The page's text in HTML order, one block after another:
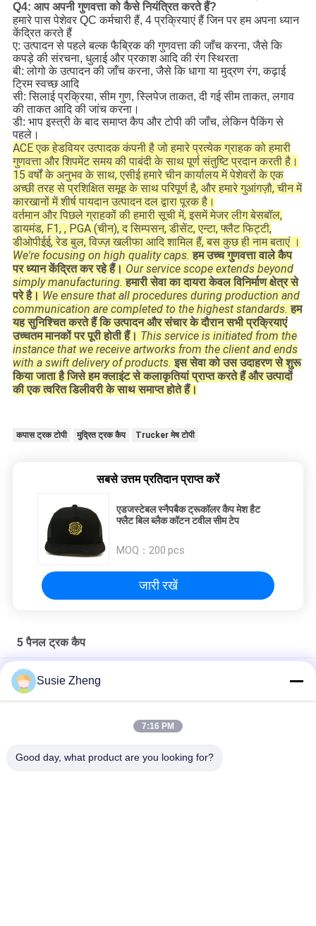
Q4: आप अपनी गुणवत्ता को कैसे नियंत्रित करते हैं?
हमारे पास पेशेवर QC कर्मचारी हैं, 4 प्रक्रियाएं हैं जिन पर हम अपना ध्यान
केंद्रित करते हैं
ए: उत्पादन से पहले बल्क फैब्रिक की गुणवत्ता की जाँच करना, जैसे कि
कपड़े की संरचना, धुलाई और प्रकाश आदि की रंग स्थिरता
बी: लोगो के उत्पादन की जाँच करना, जैसे कि धागा या मुद्रण रंग, कढ़ाई
ट्रिम स्वच्छ आदि
सी: सिलाई प्रक्रिया, सीम गुण, स्लिपेज ताकत, दी गई सीम ताकत, लगाव
की ताकत आदि की जांच करना।
डी: भाप इस्त्री के बाद समाप्त कैप और टोपी की जाँच, लेकिन पैकिंग से
पहले।
ACE एक हेडवियर उत्पादक कंपनी है जो हमारे प्रत्येक ग्राहक को हमारी
गुणवत्ता और शिपमेंट समय की पाबंदी के साथ पूर्ण संतुष्टि प्रदान करती है।
15 वर्षों के अनुभव के साथ, एसीई हमारे चीन कार्यालय में पेशेवरों के एक
अच्छी तरह से प्रशिक्षित समूह के साथ परिपूर्ण है, और हमारे गुआंगज़ौ, चीन में
कारखानों में शीर्ष पायदान उत्पादन दल द्वारा पूरक है।
वर्तमान और पिछले ग्राहकों की हमारी सूची में, इसमें मेजर लीग बेसबॉल,
डायमंड, F1, , PGA (चीन), द सिम्पसन, डीसेंट, एन्टा, फ्लैट फिट्टी,
डीओपीईई, रेड बुल, विज्ज़ खलीफा आदि शामिल हैं, बस कुछ ही नाम बताएं ।
We're focusing on high quality caps. हम उच्च गुणवत्ता वाले कैप
पर ध्यान केंद्रित कर रहे हैं। Our service scope extends beyond
simply manufacturing. हमारी सेवा का दायरा केवल विनिर्माण क्षेत्र से
परे है। We ensure that all procedures during production and
communication are completed to the highest standards. हम
यह सुनिश्चित करते हैं कि उत्पादन और संचार के दौरान सभी प्रक्रियाएं
उच्चतम मानकों पर पूरी होती हैं। This service is initiated from the
instance that we receive artworks from the client and ends
with a swift delivery of products. इस सेवा को उस उदाहरण से शुरू
किया जाता है जिसे हम क्लाइंट से कलाकृतियां प्राप्त करते हैं और उत्पादों
की एक त्वरित डिलीवरी के साथ समाप्त होते हैं।
कपास ट्रक टोपी मुद्रित ट्रक कैप Trucker मेष टोपी
सबसे उत्तम प्रतिदान प्राप्त करें
एडजस्टेबल स्नैपबैक ट्रूकॉलर कैप मेश हैट
फ्लैट बिल ब्लैक कॉटन टवील सीम टेप
MOQ： 200 pcs
जारी रखें
5 पैनल ट्रक कैप
लोगो के बिना OEM 5 पैनल ट्रूकॉलर कैप बल्क ब्लैंक ट्रूकॉलर मेश हैट
आउटडोर खेल शैली 5 पैनल ट्रक कैप / हिप हॉप फ्लैट कैप्स पर्यावरण के अनुकूल
एडल्ट चिल्ड्रन कर्व ब्रिम 5 पैनल ट्रूकॉलर कैप एडजस्टेबल गोर्रास मेश ब्लैंक विज़र
Susie Zheng
7:16 PM
Good day, what product are you looking for?